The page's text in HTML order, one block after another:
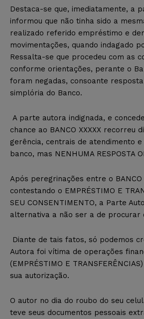
Destaca-se que, imediatamente, a
informou que não tinha sido a
realizado referido empréstimo e
movimentações, quando indagado
Ressalta-se que procedeu com as
conforme orientações, perante o
foram negadas, consoante
simplória do Banco.
A parte autora indignada, e
chance ao BANCO XXXXX recorreu
gerência, centrais de atendimento e
banco, mas NENHUMA RESPOSTA
Após peregrinações entre o BANCO
contestando o EMPRÉSTIMO E
SEU CONSENTIMENTO, a Parte
alternativa a não ser a de procurar
Diante de tais fatos, só podemos
Autora foi vítima de operações
(EMPRÉSTIMO E
sua autorização.
O autor no dia do roubo do seu
teve seus documentos pessoais